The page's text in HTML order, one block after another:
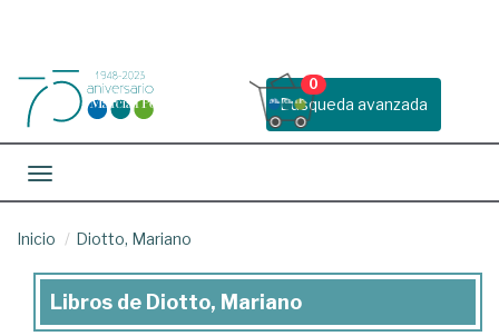
Busqueda avanzada
0
Toggle navigation
Inicio Diotto, Mariano
Libros
Libros de Diotto, Mariano